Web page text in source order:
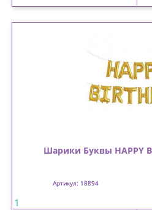
Шарики Буквы HAPPY
Артикул: 18894
1